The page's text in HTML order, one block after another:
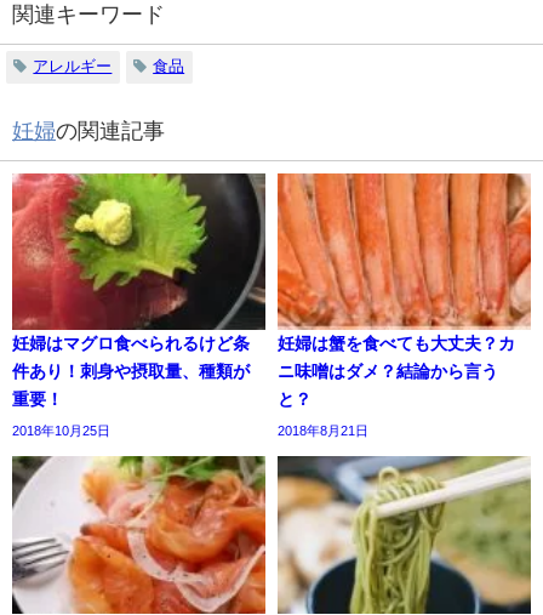
関連キーワード
アレルギー 食品
妊婦の関連記事
妊婦はマグロ食べられるけど条
件あり！刺身や摂取量、種類が
重要！
2018年10月25日
妊婦は蟹を食べても大丈夫？カ
ニ味噌はダメ？結論から言う
と？
2018年8月21日